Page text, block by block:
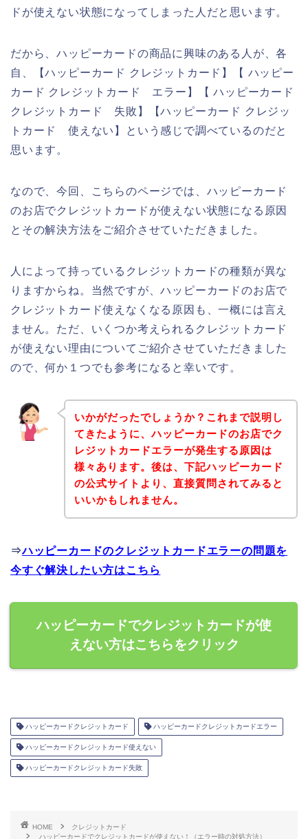
ドが使えない状態になってしまった人だと思います。
だから、ハッピーカードの商品に興味のある人が、各
自、【ハッピーカード クレジットカード】【 ハッピー
カード クレジットカード エラー】【 ハッピーカード
クレジットカード 失敗】【ハッピーカード クレジッ
トカード 使えない】という感じで調べているのだと
思います。
なので、今回、こちらのページでは、ハッピーカード
のお店でクレジットカードが使えない状態になる原因
とその解決方法をご紹介させていただきました。
人によって持っているクレジットカードの種類が異な
りますからね。当然ですが、ハッピーカードのお店で
クレジットカード使えなくなる原因も、一概には言え
ません。ただ、いくつか考えられるクレジットカード
が使えない理由についてご紹介させていただきました
ので、何か１つでも参考になると幸いです。
いかがだったでしょうか？これまで説明し
てきたように、ハッピーカードのお店でク
レジットカードエラーが発生する原因は
様々あります。後は、下記ハッピーカード
の公式サイトより、直接質問されてみると
いいかもしれません。
⇒ハッピーカードのクレジットカードエラーの問題を
今すぐ解決したい方はこちら
ハッピーカードでクレジットカードが使
えない方はこちらをクリック
ハッピーカードクレジットカード ハッピーカードクレジットカードエラー
ハッピーカードクレジットカード使えない
ハッピーカードクレジットカード失敗
HOME
クレジットカード
ハッピーカードでクレジットカードが使えない！（エラー時の対処方法）